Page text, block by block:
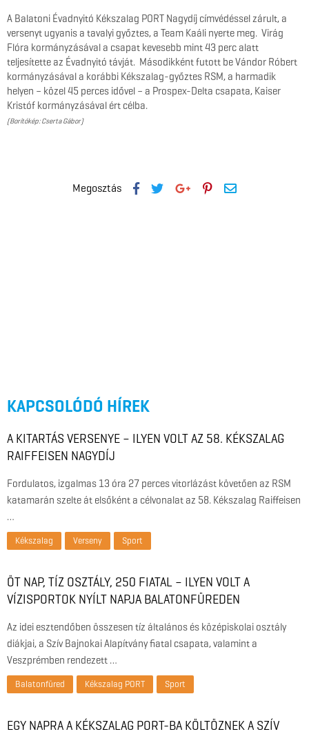
A Balatoni Évadnyitó Kékszalag PORT Nagydíj címvédéssel zárult, a
versenyt ugyanis a tavalyi győztes, a Team Kaáli nyerte meg. Virág
Flóra kormányzásával a csapat kevesebb mint 43 perc alatt
teljesítette az Évadnyitó távját. Másodikként futott be Vándor Róbert
kormányzásával a korábbi Kékszalag-győztes RSM, a harmadik
helyen – közel 45 perces idővel – a Prospex-Delta csapata, Kaiser
Kristóf kormányzásával ért célba.
(Borítókép: Cserta Gábor)
Megosztás
KAPCSOLÓDÓ HÍREK
A KITARTÁS VERSENYE – ILYEN VOLT AZ 58. KÉKSZALAG
RAIFFEISEN NAGYDÍJ
Fordulatos, izgalmas 13 óra 27 perces vitorlázást követően az RSM
katamarán szelte át elsőként a célvonalat az 58. Kékszalag Raiffeisen
…
Kékszalag Verseny Sport
ÖT NAP, TÍZ OSZTÁLY, 250 FIATAL – ILYEN VOLT A
VÍZISPORTOK NYÍLT NAPJA BALATONFÜREDEN
Az idei esztendőben összesen tíz általános és középiskolai osztály
diákjai, a Szív Bajnokai Alapítvány fiatal csapata, valamint a
Veszprémben rendezett …
Balatonfüred Kékszalag PORT Sport
EGY NAPRA A KÉKSZALAG PORT-BA KÖLTÖZNEK A SZÍV